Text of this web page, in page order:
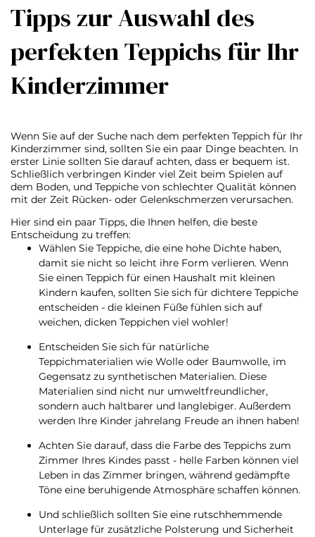
Tipps zur Auswahl des
perfekten Teppichs für Ihr
Kinderzimmer
Wenn Sie auf der Suche nach dem perfekten Teppich für Ihr
Kinderzimmer sind, sollten Sie ein paar Dinge beachten. In
erster Linie sollten Sie darauf achten, dass er bequem ist.
Schließlich verbringen Kinder viel Zeit beim Spielen auf
dem Boden, und Teppiche von schlechter Qualität können
mit der Zeit Rücken- oder Gelenkschmerzen verursachen.
Hier sind ein paar Tipps, die Ihnen helfen, die beste
Entscheidung zu treffen:
Wählen Sie Teppiche, die eine hohe Dichte haben,
damit sie nicht so leicht ihre Form verlieren. Wenn
Sie einen Teppich für einen Haushalt mit kleinen
Kindern kaufen, sollten Sie sich für dichtere Teppiche
entscheiden - die kleinen Füße fühlen sich auf
weichen, dicken Teppichen viel wohler!
Entscheiden Sie sich für natürliche
Teppichmaterialien wie Wolle oder Baumwolle, im
Gegensatz zu synthetischen Materialien. Diese
Materialien sind nicht nur umweltfreundlicher,
sondern auch haltbarer und langlebiger. Außerdem
werden Ihre Kinder jahrelang Freude an ihnen haben!
Achten Sie darauf, dass die Farbe des Teppichs zum
Zimmer Ihres Kindes passt - helle Farben können viel
Leben in das Zimmer bringen, während gedämpfte
Töne eine beruhigende Atmosphäre schaffen können.
Und schließlich sollten Sie eine rutschhemmende
Unterlage für zusätzliche Polsterung und Sicherheit